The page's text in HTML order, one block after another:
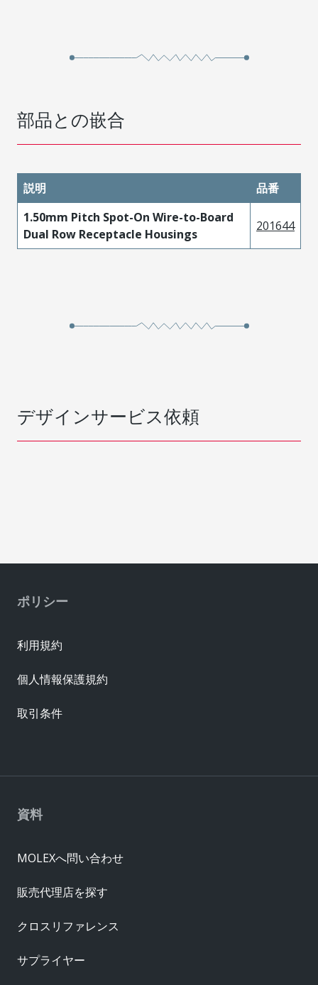
部品との嵌合
説明
品番
1.50mm Pitch Spot-On Wire-to-Board
Dual Row Receptacle Housings
201644
デザインサービス依頼
資料
MOLEXへ問い合わせ
販売代理店を探す
クロスリファレンス
サプライヤー
ポリシー
利用規約
個人情報保護規約
取引条件